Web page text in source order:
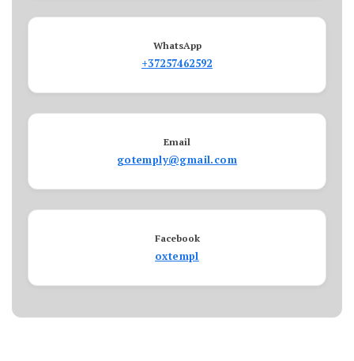
WhatsApp
+37257462592
Email
gotemply@gmail.com
Facebook
oxtempl